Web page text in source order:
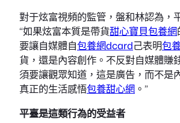
對于炫富視頻的監管，盤和林認為，
“如果炫富本質是帶貨甜心寶貝包養網
要讓自媒體自包養網dcard己表明包
貨，還是內容創作。不反對自媒體賺
須要讓觀眾知道，這是廣告，而不是
真正的生活感悟包養甜心網 。”
平臺是這類行為的受益者